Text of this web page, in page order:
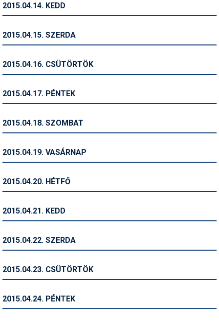
Símánia
Síszerviz
Snowboard
Szakértők
Telemark
2015.04.14. KEDD
2015.04.15. SZERDA
2015.04.16. CSÜTÖRTÖK
2015.04.17. PÉNTEK
2015.04.18. SZOMBAT
2015.04.19. VASÁRNAP
2015.04.20. HÉTFŐ
2015.04.21. KEDD
2015.04.22. SZERDA
2015.04.23. CSÜTÖRTÖK
2015.04.24. PÉNTEK